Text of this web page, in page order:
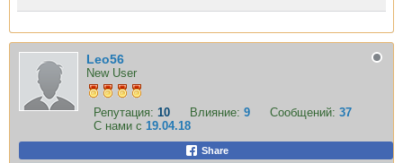
Leo56
New User
Репутация: 10 Влияние: 9 Сообщений: 37
С нами с 19.04.18
Share